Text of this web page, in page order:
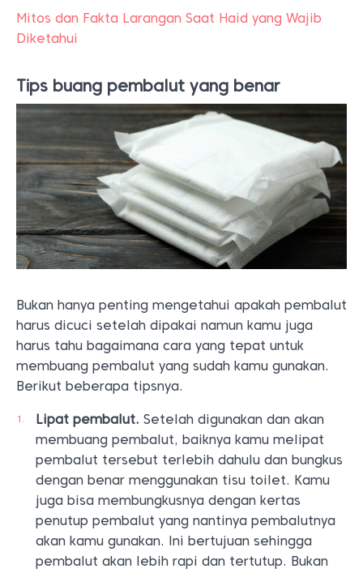
Mitos dan Fakta Larangan Saat Haid yang Wajib
Diketahui
Tips buang pembalut yang benar
Bukan hanya penting mengetahui apakah pembalut
harus dicuci setelah dipakai namun kamu juga
harus tahu bagaimana cara yang tepat untuk
membuang pembalut yang sudah kamu gunakan.
Berikut beberapa tipsnya.
Lipat pembalut. Setelah digunakan dan akan
membuang pembalut, baiknya kamu melipat
pembalut tersebut terlebih dahulu dan bungkus
dengan benar menggunakan tisu toilet. Kamu
juga bisa membungkusnya dengan kertas
penutup pembalut yang nantinya pembalutnya
akan kamu gunakan. Ini bertujuan sehingga
pembalut akan lebih rapi dan tertutup. Bukan